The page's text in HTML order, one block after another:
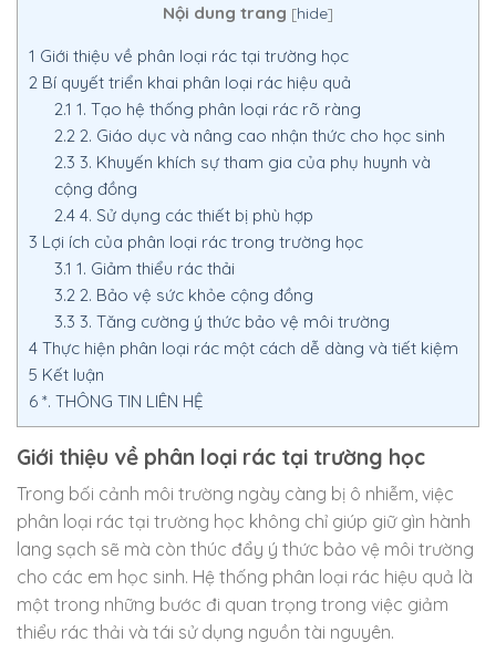
Nội dung trang [hide]
1 Giới thiệu về phân loại rác tại trường học
2 Bí quyết triển khai phân loại rác hiệu quả
2.1 1. Tạo hệ thống phân loại rác rõ ràng
2.2 2. Giáo dục và nâng cao nhận thức cho học sinh
2.3 3. Khuyến khích sự tham gia của phụ huynh và
cộng đồng
2.44. Sử dụng các thiết bị phù hợp
3 Lợi ích của phân loại rác trong trường học
3.1 1. Giảm thiểu rác thải
3.2 2. Bảo vệ sức khỏe cộng đồng
3.3 3. Tăng cường ý thức bảo vệ môi trường
4 Thực hiện phân loại rác một cách dễ dàng và tiết kiệm
5 Kết luận
6 *. THÔNG TIN LIÊN HỆ
Giới thiệu về phân loại rác tại trường học
Trong bối cảnh môi trường ngày càng bị ô nhiễm, việc
phân loại rác tại trường học không chỉ giúp giữ gìn hành
lang sạch sẽ mà còn thúc đẩy ý thức bảo vệ môi trường
cho các em học sinh. Hệ thống phân loại rác hiệu quả là
một trong những bước đi quan trọng trong việc giảm
thiểu rác thải và tái sử dụng nguồn tài nguyên.